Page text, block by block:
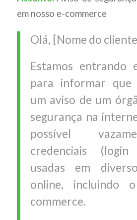
em nosso e-commerce
Olá, [Nome do
Estamos entrando
para informar que
um aviso de um
segurança na
possível
credenciais
usadas em
online, incluindo
commerce.